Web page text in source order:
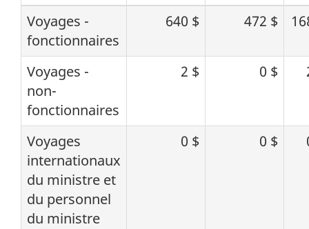
Voyages -
fonctionnaires
640 $ 472 $
Voyages -
non-
fonctionnaires
2 $ 0 $
Voyages
internationaux
du ministre et
du personnel
du ministre
0 $ 0 $